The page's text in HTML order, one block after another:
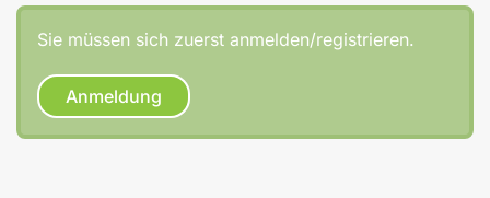
Sie müssen sich zuerst anmelden/registrieren.
Anmeldung